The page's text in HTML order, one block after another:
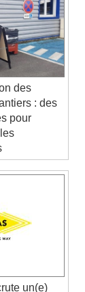
des
: des
pour
chimie